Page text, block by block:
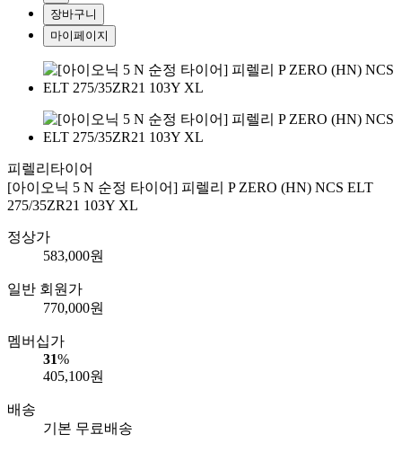
장바구니
마이페이지
피렐리타이어
[아이오닉 5 N 순정 타이어] 피렐리 P ZERO (HN) NCS ELT
275/35ZR21 103Y XL
정상가
583,000원
일반 회원가
770,000원
멤버십가
31%
405,100원
배송
기본 무료배송